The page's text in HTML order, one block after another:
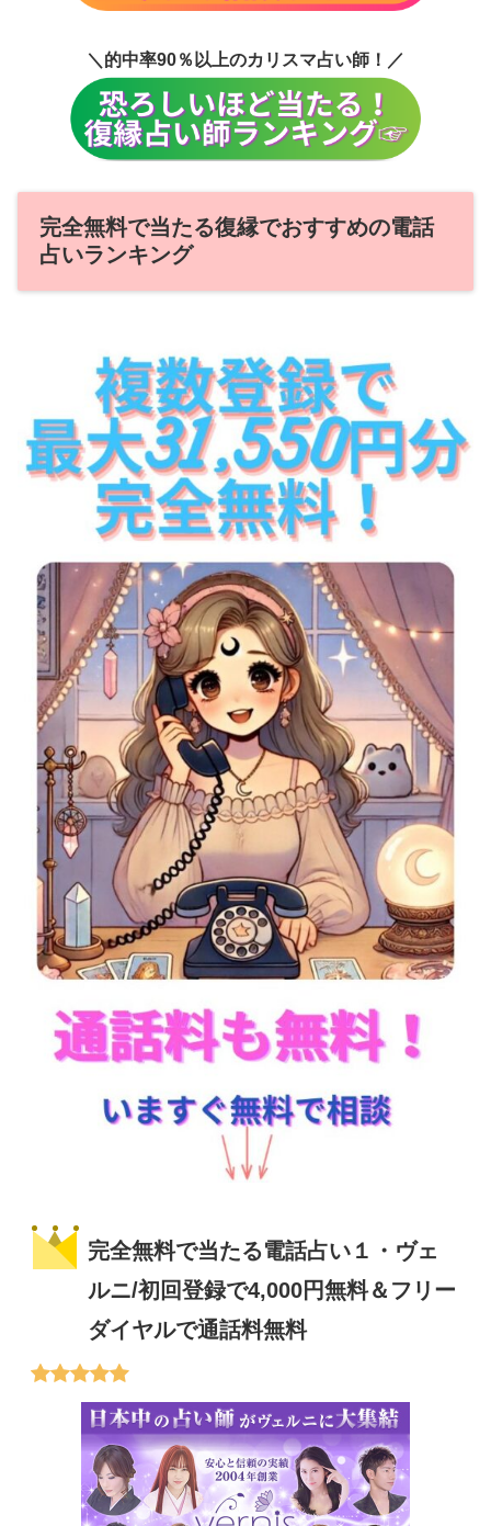
＼的中率90％以上のカリスマ占い師！／
完全無料で当たる復縁でおすすめの電話
占いランキング
完全無料で当たる電話占い１・ヴェ
ルニ/初回登録で4,000円無料＆フリー
ダイヤルで通話料無料